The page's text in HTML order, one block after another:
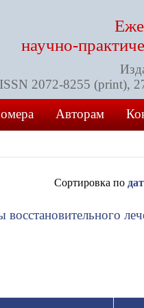
научно-
ISSN 2072-8255 (print),
Авторам
Сортировка по